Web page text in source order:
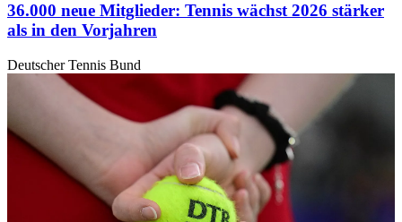
36.000 neue Mitglieder: Tennis wächst 2026 stärker
als in den Vorjahren
Deutscher Tennis Bund